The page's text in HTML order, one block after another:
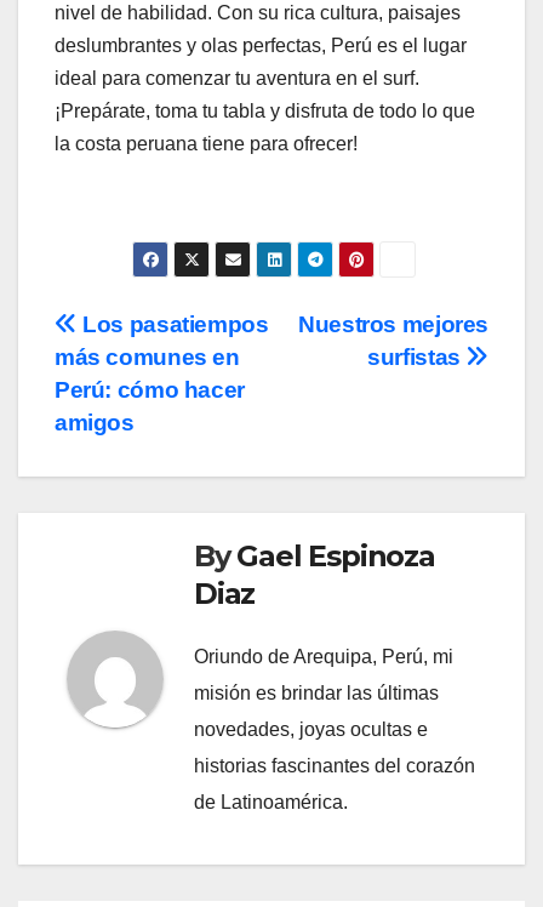
nivel de habilidad. Con su rica cultura, paisajes
deslumbrantes y olas perfectas, Perú es el lugar
ideal para comenzar tu aventura en el surf.
¡Prepárate, toma tu tabla y disfruta de todo lo que
la costa peruana tiene para ofrecer!
Post
navigation
Nuestros mejores
surfistas
Los pasatiempos
más comunes en
Perú: cómo hacer
amigos
ByGael Espinoza
Diaz
Oriundo de Arequipa, Perú, mi
misión es brindar las últimas
novedades, joyas ocultas e
historias fascinantes del corazón
de Latinoamérica.